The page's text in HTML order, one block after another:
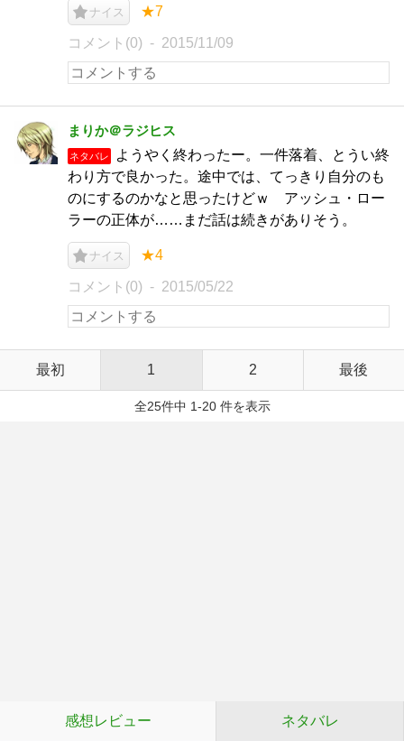
ナイス ★7
コメント(0) 2015/11/09
まりか＠ラジヒス
ネタバレ
ようやく終わったー。一件落着、とうい終
わり方で良かった。途中では、てっきり自分のも
のにするのかなと思ったけどｗ アッシュ・ロー
ラーの正体が……まだ話は続きがありそう。
ナイス ★4
コメント(0) 2015/05/22
最初 1 2 最後
全25件中 1-20 件を表示
感想レビュー ネタバレ